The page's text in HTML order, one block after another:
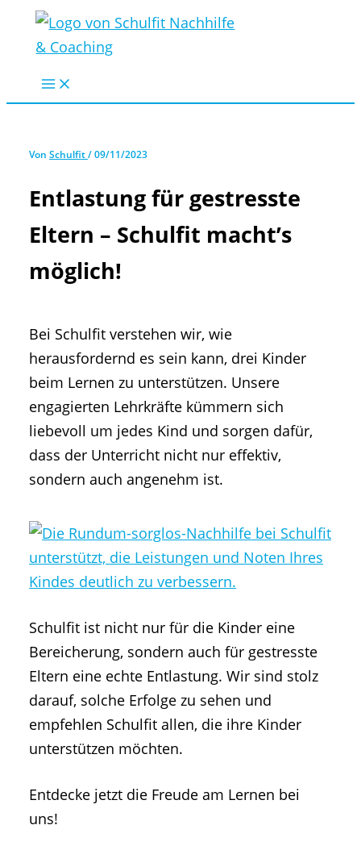
Zum
Inhalt
VonSchulfit/09/11/2023
Entlastung für gestresste
Eltern – Schulfit macht’s
möglich!
Bei Schulfit verstehen wir, wie
herausfordernd es sein kann, drei Kinder
beim Lernen zu unterstützen. Unsere
engagierten Lehrkräfte kümmern sich
liebevoll um jedes Kind und sorgen dafür,
dass der Unterricht nicht nur effektiv,
sondern auch angenehm ist.
Schulfit ist nicht nur für die Kinder eine
Bereicherung, sondern auch für gestresste
Eltern eine echte Entlastung. Wir sind stolz
darauf, solche Erfolge zu sehen und
empfehlen Schulfit allen, die ihre Kinder
unterstützen möchten.
Entdecke jetzt die Freude am Lernen bei
uns!